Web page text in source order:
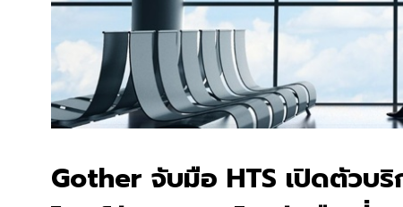
Gother จับมือ HTS เปิดตัวบ